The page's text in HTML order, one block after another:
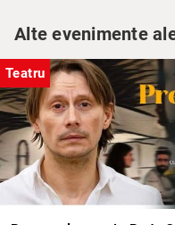
Alte evenimente
Teatru